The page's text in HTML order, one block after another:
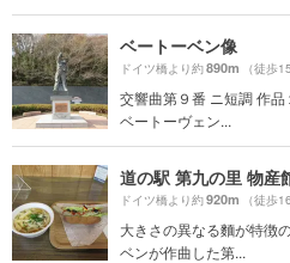
ベートーベン像
ドイツ橋より約890m （徒歩
交響曲第９番 ニ短調 作
ベートーヴェン...
道の駅 第九の里 物産
ドイツ橋より約920m （徒歩
大きさの異なる麵が特徴
ベンが作曲した第...